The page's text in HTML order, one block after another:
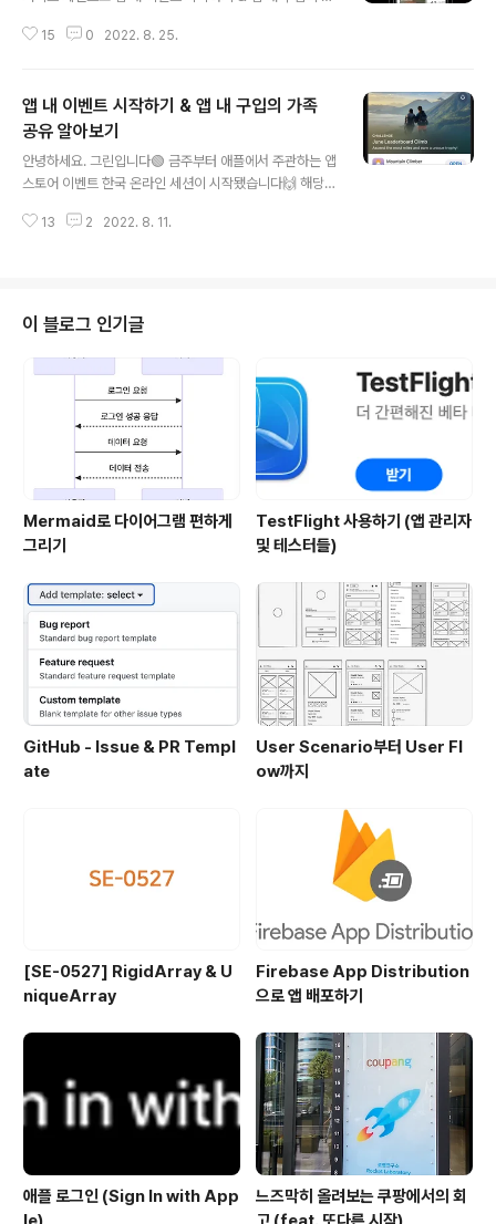
w App Store Connect 이번 세션은 크게 이 세 가지 카
green1229.tistory.com/271 앱 내 이벤트 시작하기 &
라인 세션이 시작됐습니다🙌 해당 이벤트는 싱가폴, 토론
토, 쿠퍼티노, 베이징, 델리, 두바이, 스톡홀름, 멕시 green
1229.tistory.com 이번주 화/수에 진행된 세션은 "맞춤
형 제품 페이지와 제품 페이지 최적화"에 대한 세션이였습
니다! 그렇기에 이에 대한 포스팅을 해보겠습니다🙌 우선
앞으로도 세션이 조금 남아있는데 해당 세션들의 목차는 ..
15 0 2022. 8. 25.
앱 내 이벤트 시작하기 & 앱 내 구입의 가족
공유 알아보기
안녕하세요. 그린입니다🟢 금주부터 애플에서 주관하는 앱
스토어 이벤트 한국 온라인 세션이 시작됐습니다🙌 해당
스톡홀름, 멕시코 시티, 시드니, 도쿄, 서울 등에서 동일한
어보고자 신청을 해뒀고 금주 진행된 세션에 대해 간단히
정리를 해보고자 합니다! 주제는 두가지입니다. 앱 내 이벤
트 시작하기와 앱 내 구입의 가족 공유 알아보기 입니다. 참
고로, 해당 스케쥴에 대한 링크는 아래 바로 공유드립니다.
(다만 이미 진행될 스케쥴에 대해 사전 예약을 받았기에 추
가로 신청하여 들을 순 ..
13 2 2022. 8. 11.
이 블로그 인기글
Mermaid로 다이어그램 편하게
그리기
TestFlight 사용하기 (앱 관리자
및 테스터들)
GitHub - Issue & PR Templ
ate
User Scenario부터 User Fl
ow까지
[SE-0527] RigidArray & U
niqueArray
Firebase App Distribution
으로 앱 배포하기
애플 로그인 (Sign In with App
느즈막히 올려보는 쿠팡에서의 회